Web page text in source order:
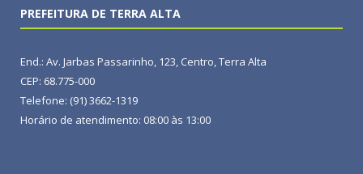
PREFEITURA DE TERRA ALTA
End.: Av. Jarbas Passarinho, 123, Centro, Terra Alta
CEP: 68.775-000
Telefone: (91) 3662-1319
Horário de atendimento: 08:00 às 13:00